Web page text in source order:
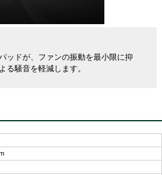
ッドが、ファンの振動を最小限に抑
る騒音を軽減します。